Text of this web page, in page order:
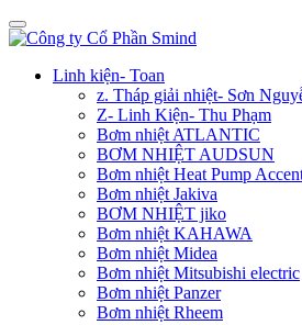
Linh kiện- Toan
z. Tháp giải nhiệt- Sơn
Z- Linh Kiện- Thu Phạm
Bơm nhiệt ATLANTIC
BƠM NHIỆT AUDSUN
Bơm nhiệt Heat Pump
Bơm nhiệt Jakiva
BƠM NHIỆT jiko
Bơm nhiệt KAHAWA
Bơm nhiệt Midea
Bơm nhiệt Mitsubishi electric
Bơm nhiệt Panzer
Bơm nhiệt Rheem